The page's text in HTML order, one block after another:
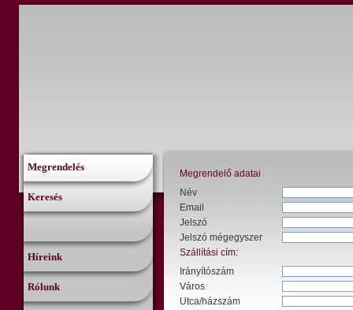
Megrendelés
Keresés
Híreink
Rólunk
Megrendelő adatai
Név
Email
Jelszó
Jelszó mégegyszer
Szállítási cím:
Irányítószám
Város
Utca/házszám